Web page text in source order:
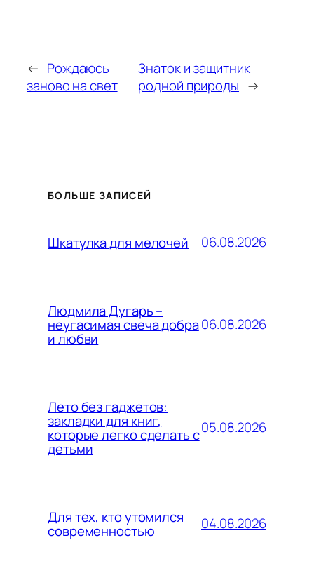
← Рождаюсь
заново на свет
Знаток и защитник
родной природы →
БОЛЬШЕ ЗАПИСЕЙ
Шкатулка для мелочей 06.08.2026
Людмила Дугарь –
неугасимая свеча добра
и любви
06.08.2026
Лето без гаджетов:
закладки для книг,
которые легко сделать с
детьми
05.08.2026
Для тех, кто утомился
современностью 04.08.2026